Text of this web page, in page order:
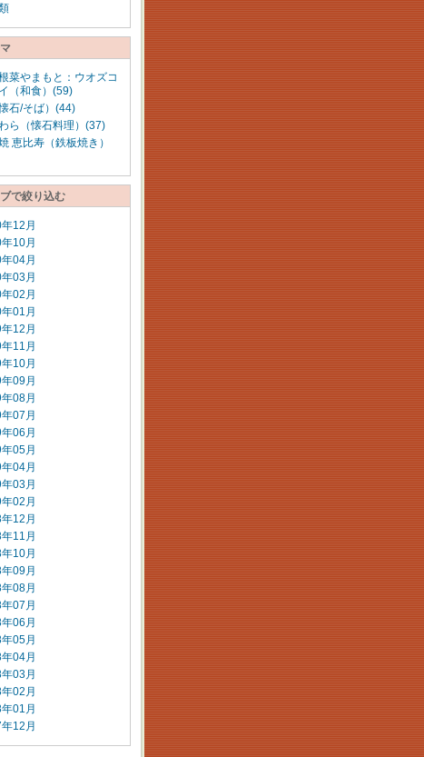
菜やまもと：ウオズコ
（和食）(59)
石/そば）(44)
ら（懐石料理）(37)
恵比寿（鉄板焼き）
で絞り込む
12月
10月
04月
03月
02月
01月
12月
11月
10月
09月
08月
07月
06月
05月
04月
03月
02月
12月
11月
10月
09月
08月
07月
06月
05月
04月
03月
02月
01月
12月